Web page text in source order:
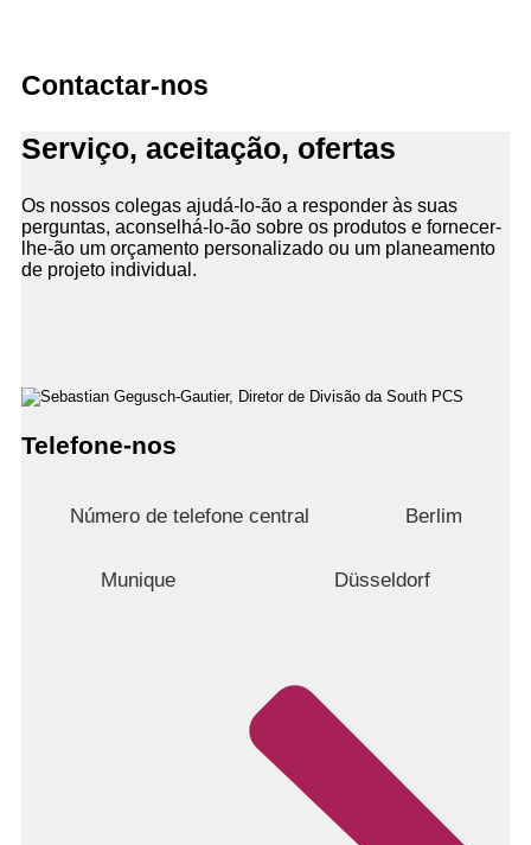
Contactar-nos
Serviço, aceitação, ofertas
Os nossos colegas ajudá-lo-ão a responder às suas
perguntas, aconselhá-lo-ão sobre os produtos e fornecer-
lhe-ão um orçamento personalizado ou um planeamento
de projeto individual.
Telefone-nos
Número de telefone central Berlim
Munique Düsseldorf